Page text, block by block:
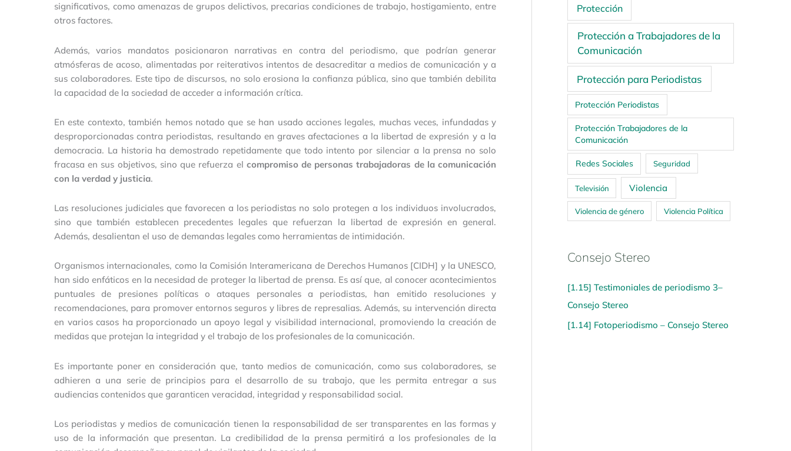
significativos, como amenazas de grupos delictivos, precarias condiciones de trabajo, hostigamiento, entre
otros factores.
Además, varios mandatos posicionaron narrativas en contra del periodismo, que podrían generar
atmósferas de acoso, alimentadas por reiterativos intentos de desacreditar a medios de comunicación y a
sus colaboradores. Este tipo de discursos, no solo erosiona la confianza pública, sino que también debilita
la capacidad de la sociedad de acceder a información crítica.
En este contexto, también hemos notado que se han usado acciones legales, muchas veces, infundadas y
desproporcionadas contra periodistas, resultando en graves afectaciones a la libertad de expresión y a la
democracia. La historia ha demostrado repetidamente que todo intento por silenciar a la prensa no solo
fracasa en sus objetivos, sino que refuerza el compromiso de personas trabajadoras de la comunicación
con la verdad y justicia.
Las resoluciones judiciales que favorecen a los periodistas no solo protegen a los individuos involucrados,
sino que también establecen precedentes legales que refuerzan la libertad de expresión en general.
Además, desalientan el uso de demandas legales como herramientas de intimidación.
Organismos internacionales, como la Comisión Interamericana de Derechos Humanos [CIDH] y la UNESCO,
han sido enfáticos en la necesidad de proteger la libertad de prensa. Es así que, al conocer acontecimientos
puntuales de presiones políticas o ataques personales a periodistas, han emitido resoluciones y
recomendaciones, para promover entornos seguros y libres de represalias. Además, su intervención directa
en varios casos ha proporcionado un apoyo legal y visibilidad internacional, promoviendo la creación de
medidas que protejan la integridad y el trabajo de los profesionales de la comunicación.
Es importante poner en consideración que, tanto medios de comunicación, como sus colaboradores, se
adhieren a una serie de principios para el desarrollo de su trabajo, que les permita entregar a sus
audiencias contenidos que garanticen veracidad, integridad y responsabilidad social.
Los periodistas y medios de comunicación tienen la responsabilidad de ser transparentes en las formas y
uso de la información que presentan. La credibilidad de la prensa permitirá a los profesionales de la
Protección
Protección a Trabajadores de la
Comunicación
Protección para Periodistas
Protección Periodistas
Protección Trabajadores de la
Comunicación
Redes Sociales Seguridad
Televisión Violencia
Violencia de género Violencia Política
Consejo Stereo
[1.15] Testimoniales de periodismo 3–
Consejo Stereo
[1.14] Fotoperiodismo – Consejo Stereo